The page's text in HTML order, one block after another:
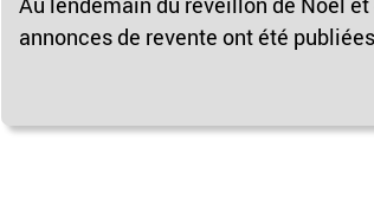
annonces de revente ont été